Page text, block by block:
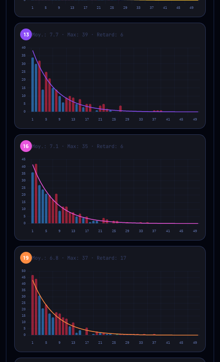
13 Moy.: 7.7 · Max: 39 · Retard: 6
16 Moy.: 7.1 · Max: 35 · Retard: 6
19 Moy.: 6.8 · Max: 37 · Retard: 17